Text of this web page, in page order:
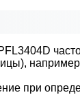
при